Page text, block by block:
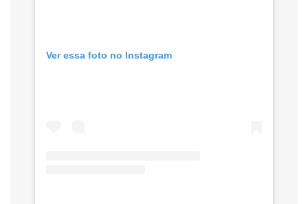
Ver essa foto no Instagram